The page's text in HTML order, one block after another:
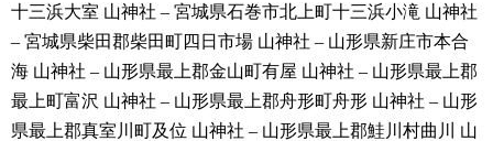
十三浜大室 山神社 – 宮城県石巻市北上町十三浜小滝 山神社
– 宮城県柴田郡柴田町四日市場 山神社 – 山形県新庄市本合
海 山神社 – 山形県最上郡金山町有屋 山神社 – 山形県最上郡
最上町富沢 山神社 – 山形県最上郡舟形町舟形 山神社 – 山形
県最上郡真室川町及位 山神社 – 山形県最上郡鮭川村曲川
山